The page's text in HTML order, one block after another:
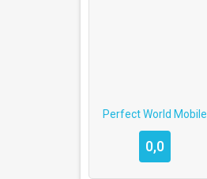
Perfect World Mobile
0,0